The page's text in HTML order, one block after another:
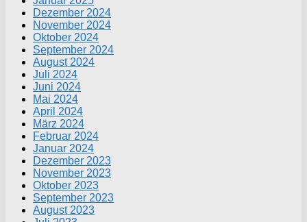
Dezember 2024
November 2024
Oktober 2024
September 2024
August 2024
Juli 2024
Juni 2024
Mai 2024
April 2024
März 2024
Februar 2024
Januar 2024
Dezember 2023
November 2023
Oktober 2023
September 2023
August 2023